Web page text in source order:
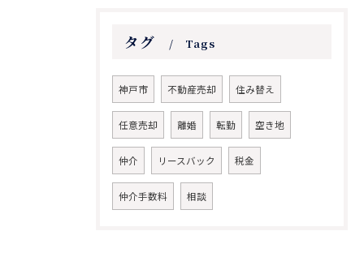
タグ Tags
神戸市 不動産売却 住み替え
任意売却 離婚 転勤 空き地
仲介 リースバック 税金
仲介手数料 相談